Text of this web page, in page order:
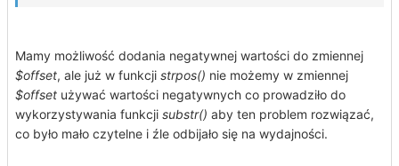
Mamy możliwość dodania negatywnej wartości do zmiennej
$offset, ale już w funkcji strpos() nie możemy w zmiennej
$offset używać wartości negatywnych co prowadziło do
wykorzystywania funkcji substr() aby ten problem rozwiązać,
co było mało czytelne i źle odbijało się na wydajności.